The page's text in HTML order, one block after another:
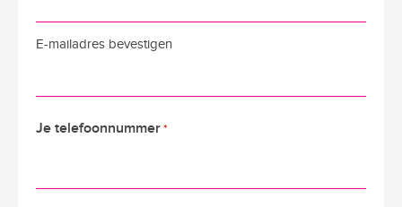
E-mailadres bevestigen
Je telefoonnummer *